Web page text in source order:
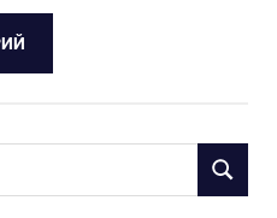
ПОИСК